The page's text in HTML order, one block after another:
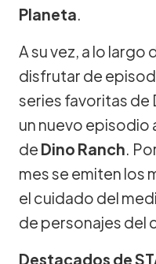
Planeta.
A su vez, a lo largo
disfrutar de
series favoritas de
un nuevo episodio
de Dino Ranch.
mes se emiten los
el cuidado del
de personajes del
Destacados de